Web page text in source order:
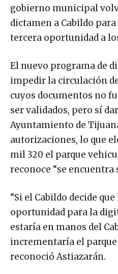
gobierno municipal
dictamen a Cabildo para
tercera oportunidad a
El nuevo programa de
impedir la circulación
cuyos documentos no
ser validados, pero sí
Ayuntamiento de
autorizaciones, lo que
mil 320 el parque
reconoce “se encuentra
“Si el Cabildo decide
oportunidad para la
estaría en manos del
incrementaría el parque
reconoció Astiazarán.